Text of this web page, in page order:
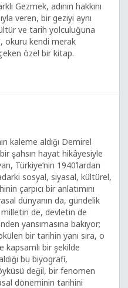
Gezmek, adının hakkını
veren, bir geziyi aynı
ve tarih yolculuğuna
okuru kendi merak
özel bir kitap.
kaleme aldığı Demirel
şahsın hayat hikâyesiyle
Türkiye’nin 1940’lardan
sosyal, siyasal, kültürel,
çarpıcı bir anlatımını
dünyanın da, gündelik
milletin de, devletin de
yansımasına bakıyor;
bir tarihin yanı sıra, o
bir şekilde
bu biyografi,
değil, bir fenomen
döneminin tarihini